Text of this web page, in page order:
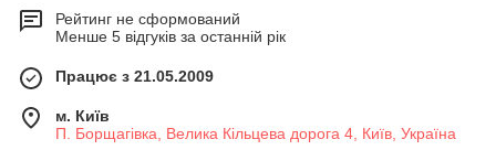
Рейтинг не сформований
Менше 5 відгуків за останній рік
Працює з 21.05.2009
м. Київ
П. Борщагівка, Велика Кільцева дорога 4, Київ, Україна